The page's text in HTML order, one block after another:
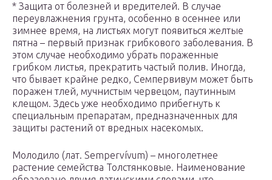
* Защита от болезней и вредителей. В случае
переувлажнения грунта, особенно в осеннее или
зимнее время, на листьях могут появиться желтые
пятна – первый признак грибкового заболевания. В
этом случае необходимо убрать пораженные
грибком листья, прекратить частый полив. Иногда,
что бывает крайне редко, Семпервивум может быть
поражен тлей, мучнистым червецом, паутинным
клещом. Здесь уже необходимо прибегнуть к
специальным препаратам, предназначенных для
защиты растений от вредных насекомых.
Молодило (лат. Sempervívum) – многолетнее
растение семейства Толстянковые. Наименование